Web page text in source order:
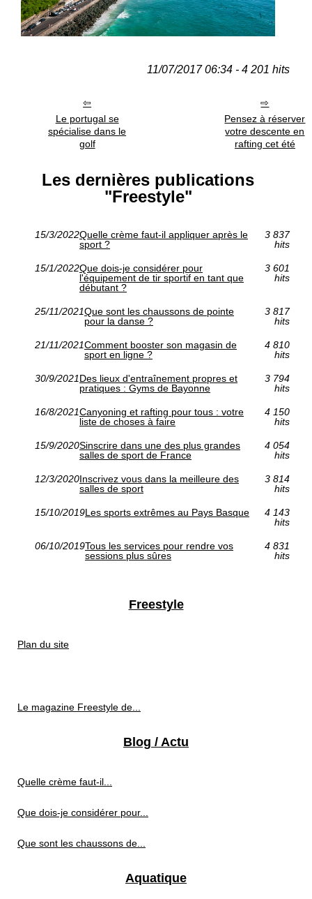
11/07/2017 06:34 - 4 201 hits
Le portugal se
spécialise dans le
golf
Pensez à réserver
votre descente en
rafting cet été
Les dernières publications
"Freestyle"
15/3/2022Quelle crème faut-il appliquer après le
sport ?
3 837
hits
15/1/2022Que dois-je considérer pour
l'équipement de tir sportif en tant que
débutant ?
3 601
hits
25/11/2021Que sont les chaussons de pointe
pour la danse ?
3 817
hits
21/11/2021Comment booster son magasin de
sport en ligne ?
4 810
hits
30/9/2021Des lieux d'entraînement propres et
pratiques : Gyms de Bayonne
3 794
hits
16/8/2021Canyoning et rafting pour tous : votre
liste de choses à faire
4 150
hits
15/9/2020Sinscrire dans une des plus grandes
salles de sport de France
4 054
hits
12/3/2020Inscrivez vous dans la meilleure des
salles de sport
3 814
hits
15/10/2019Les sports extrêmes au Pays Basque
4 143
hits
06/10/2019Tous les services pour rendre vos
sessions plus sûres
4 831
hits
Freestyle
Plan du site
Le magazine Freestyle de...
Blog / Actu
Quelle crème faut-il...
Que dois-je considérer pour...
Que sont les chaussons de...
Aquatique